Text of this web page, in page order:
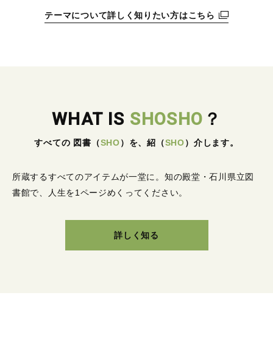
テーマについて詳しく知りたい方はこちら
WHAT IS SHOSHO ？
すべての 図書 （SHO） を、紹 （SHO） 介します。
所蔵するすべてのアイテムが一堂に。 知の殿堂・石川県立図
書館で、人生を1ページめくってください。
詳しく知る